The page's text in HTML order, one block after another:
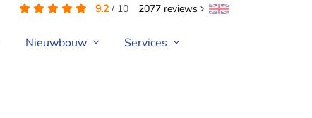
9.2/ 10 2077 reviews
Nieuwbouw Services